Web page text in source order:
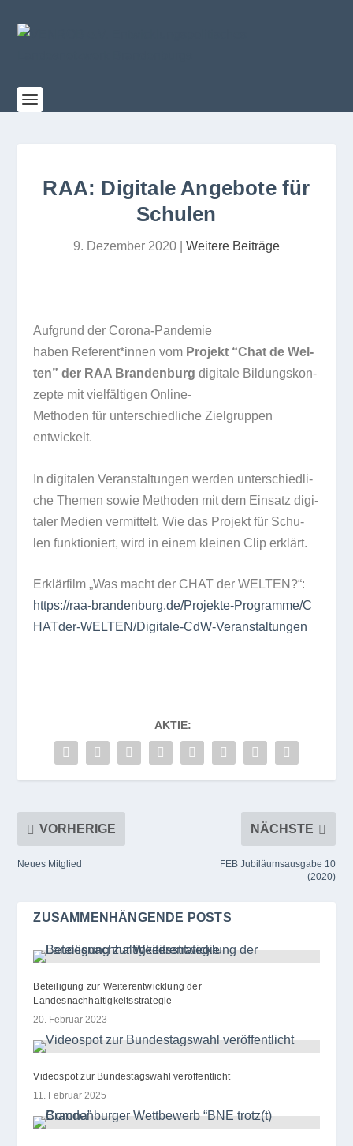
RAA: Digitale Angebote für
Schulen
9. Dezember 2020 Weitere Beiträge
Auf­grund der Corona-Pan­de­mie
haben Referent*innen vom Pro­jekt “Chat de Wel­
ten” der RAA Bran­den­burg digi­tale Bil­dungs­kon­
zepte mit viel­fäl­ti­gen Online-
Metho­den für unter­schied­li­che Ziel­grup­pen
entwickelt.
In digi­ta­len Ver­an­stal­tun­gen wer­den unter­schied­li­
che The­men sowie Metho­den mit dem Ein­satz digi­
ta­ler Medien ver­mit­telt. Wie das Pro­jekt für Schu­
len funk­tio­niert, wird in einem klei­nen Clip erklärt.
Erklär­film „Was macht der CHAT der WELTEN?“:
https://​raa​-bran​den​burg​.de/​P​r​o​j​e​k​t​e​-​P​r​o​g​r​a​m​m​e​/​C​
H​A​T​d​e​r​-​W​E​L​T​E​N​/​D​i​g​i​t​a​l​e​-​C​d​W​-​V​e​r​a​n​s​t​a​l​t​ungen
AKTIE:
VORHERIGE
Neues Mitglied
NÄCHSTE
FEB Jubiläumsausgabe 10
(2020)
ZUSAMMENHÄNGENDE POSTS
Beteiligung zur Weiterentwicklung der
Landesnachhaltigkeitsstrategie
20. Februar 2023
Videospot zur Bundestagswahl veröffentlicht
11. Februar 2025